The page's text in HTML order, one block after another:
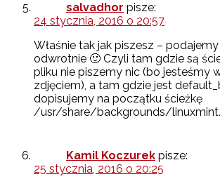
salvadhor pisze:
24 stycznia, 2016 o 20:57
Właśnie tak jak piszesz –
odwrotnie 🙂 Czyli tam gdzie są
pliku nie piszemy nic (bo jesteśmy
zdjęciem), a tam gdzie jest
dopisujemy na początku ścieżkę
/usr/share/backgrounds/
Kamil Koczurek pisze:
25 stycznia, 2016 o 20:25